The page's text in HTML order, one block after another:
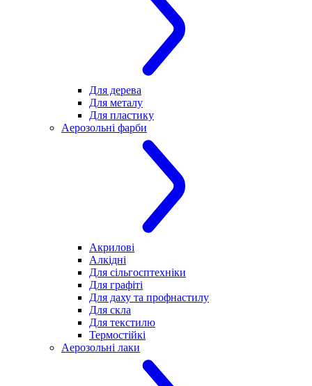
Для дерева
Для металу
Для пластику
Аерозольні фарби
Акрилові
Алкідні
Для cільгосптехніки
Для графіті
Для даху та профнастилу
Для скла
Для текстилю
Термостійкі
Аерозольні лаки